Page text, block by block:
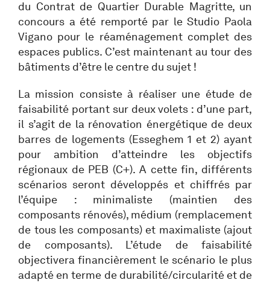
du Contrat de Quartier Durable Magritte, un
concours a été remporté par le Studio Paola
Vigano pour le réaménagement complet des
espaces publics. C’est maintenant au tour des
bâtiments d’être le centre du sujet !
La mission consiste à réaliser une étude de
faisabilité portant sur deux volets : d’une part,
il s’agit de la rénovation énergétique de deux
barres de logements (Esseghem 1 et 2) ayant
pour ambition d’atteindre les objectifs
régionaux de PEB (C+). A cette fin, différents
scénarios seront développés et chiffrés par
l’équipe : minimaliste (maintien des
composants rénovés), médium (remplacement
de tous les composants) et maximaliste (ajout
de composants). L’étude de faisabilité
objectivera financièrement le scénario le plus
adapté en terme de durabilité/circularité et de